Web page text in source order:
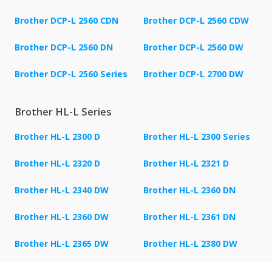
Brother DCP-L 2560 CDN Brother DCP-L 2560 CDW
Brother DCP-L 2560 DN Brother DCP-L 2560 DW
Brother DCP-L 2560 Series Brother DCP-L 2700 DW
Brother HL-L Series
Brother HL-L 2300 D Brother HL-L 2300 Series
Brother HL-L 2320 D Brother HL-L 2321 D
Brother HL-L 2340 DW Brother HL-L 2360 DN
Brother HL-L 2360 DW Brother HL-L 2361 DN
Brother HL-L 2365 DW Brother HL-L 2380 DW